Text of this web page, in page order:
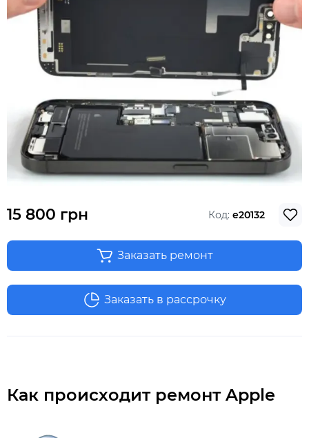
15 800 грн Код: e20132
Заказать ремонт
Заказать в рассрочку
Как происходит ремонт Apple